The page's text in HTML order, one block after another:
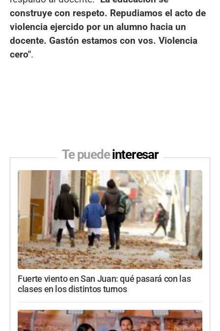
construye con respeto. Repudiamos el acto de
violencia ejercido por un alumno hacia un
docente. Gastón estamos con vos. Violencia
cero".
Te puedeinteresar
Fuerte viento en San Juan: qué pasará con las
clases en los distintos turnos